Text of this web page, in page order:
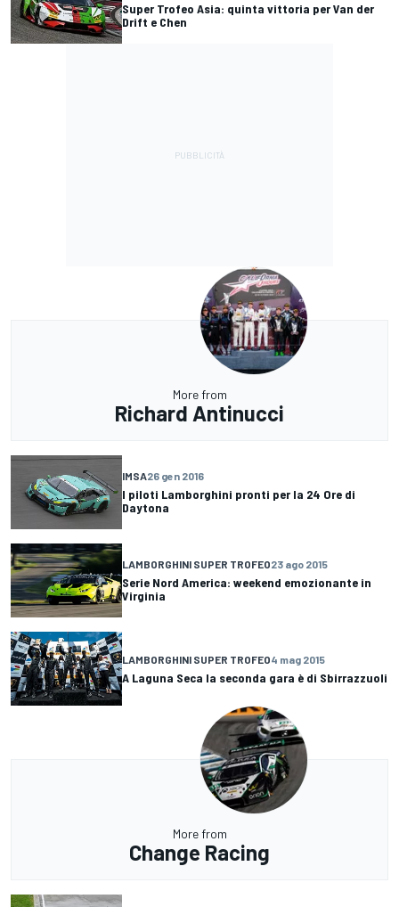
Super Trofeo Asia: quinta vittoria per Van der
Drift e Chen
More from
Richard Antinucci
IMSA26 gen 2016
I piloti Lamborghini pronti per la 24 Ore di
Daytona
LAMBORGHINI SUPER TROFEO23 ago 2015
Serie Nord America: weekend emozionante in
Virginia
LAMBORGHINI SUPER TROFEO4 mag 2015
A Laguna Seca la seconda gara è di Sbirrazzuoli
More from
Change Racing